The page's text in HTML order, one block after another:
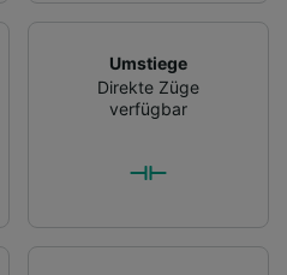
Umstiege
Direkte Züge
verfügbar